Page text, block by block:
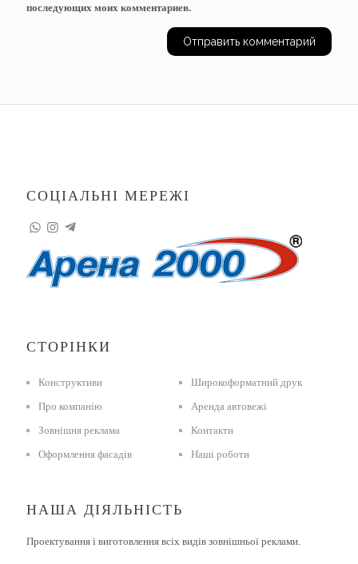
последующих моих комментариев.
СОЦІАЛЬНІ МЕРЕЖІ
СТОРІНКИ
Конструктиви
Про компанію
Зовнішня реклама
Оформлення фасадів
Широкоформатний друк
Аренда автовежі
Контакти
Наші роботи
НАША ДІЯЛЬНІСТЬ
Проектування і виготовлення всіх видів зовнішньої реклами.